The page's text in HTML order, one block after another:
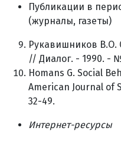
Публикации в
(журналы, газеты)
Рукавишников В.О.
// Диалог. - 1990. -
Homans G. Social
American Journal of
32-49.
Интернет-ресурсы